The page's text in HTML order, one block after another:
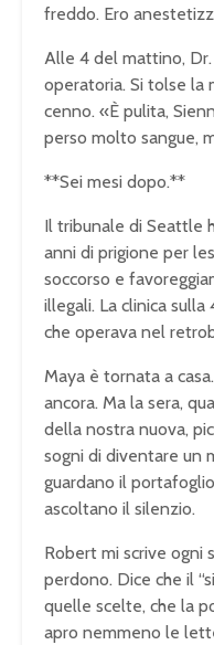
freddo. Ero
Alle 4 del mattino,
operatoria. Si tolse la
cenno. «È pulita,
perso molto sangue,
**Sei mesi dopo.**
Il tribunale di Seattle
anni di prigione per
soccorso e
illegali. La clinica sulla
che operava nel
Maya è tornata a
ancora. Ma la sera,
della nostra nuova,
sogni di diventare un
guardano il
ascoltano il silenzio.
Robert mi scrive ogni
perdono. Dice che il
quelle scelte, che la
apro nemmeno le